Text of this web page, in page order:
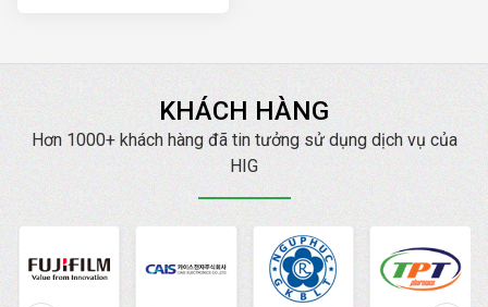
KHÁCH HÀNG
Hơn 1000+ khách hàng đã tin tưởng sử dụng dịch vụ của
HIG